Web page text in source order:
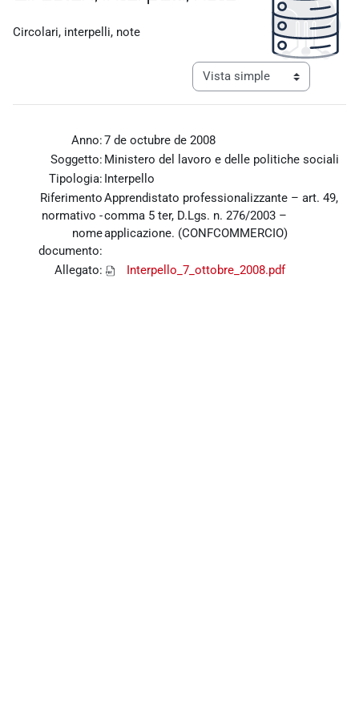
Circolari, interpelli, note
Ver modo de navegación
Anno:7 de octubre de 2008
Soggetto: Ministero del lavoro e delle politiche sociali
Tipologia: Interpello
Riferimento
normativo -
nome
documento:
Apprendistato professionalizzante – art. 49,
comma 5 ter, D.Lgs. n. 276/2003 –
applicazione. (CONFCOMMERCIO)
Allegato: Interpello_7_ottobre_2008.pdf